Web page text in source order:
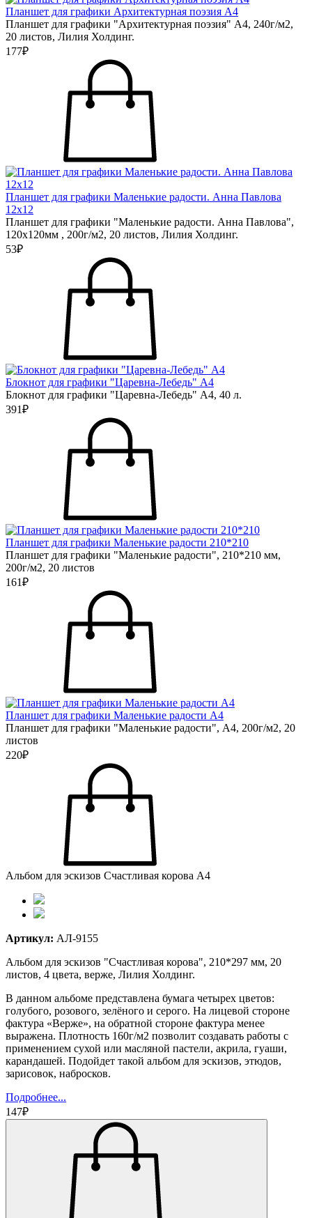
Планшет для графики Архитектурная поэзия А4
Планшет для графики "Архитектурная поэзия" А4, 240г/м2,
20 листов, Лилия Холдинг.
177₽
Планшет для графики Маленькие радости. Анна Павлова
12х12
Планшет для графики "Маленькие радости. Анна Павлова",
120х120мм , 200г/м2, 20 листов, Лилия Холдинг.
53₽
Блокнот для графики "Царевна-Лебедь" А4
Блокнот для графики "Царевна-Лебедь" А4, 40 л.
391₽
Планшет для графики Маленькие радости 210*210
Планшет для графики "Маленькие радости", 210*210 мм,
200г/м2, 20 листов
161₽
Планшет для графики Маленькие радости А4
Планшет для графики "Маленькие радости", А4, 200г/м2, 20
листов
220₽
Альбом для эскизов Счастливая корова А4
Артикул: АЛ-9155
Альбом для эскизов "Счастливая корова", 210*297 мм, 20
листов, 4 цвета, верже, Лилия Холдинг.
В данном альбоме представлена бумага четырех цветов:
голубого, розового, зелёного и серого. На лицевой стороне
фактура «Верже», на обратной стороне фактура менее
выражена. Плотность 160г/м2 позволит создавать работы с
применением сухой или масляной пастели, акрила, гуаши,
карандашей. Подойдет такой альбом для эскизов, этюдов,
зарисовок, набросков.
Подробнее...
147₽